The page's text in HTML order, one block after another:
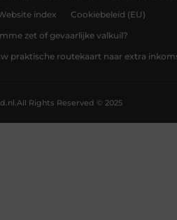
index Cookiebeleid (EU)
zet of gevaarlijke valkuil?
praktische routekaart naar extra
All Rights Reserved © 2025